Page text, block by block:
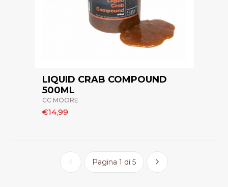
LIQUID CRAB COMPOUND
500ML
CC MOORE
€14,99
Pagina 1 di 5